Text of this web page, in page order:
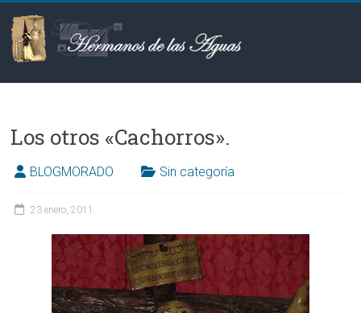
contenido
Hermanos
las
Aguas
Los otros «Cachorros»‏.
BLOGMORADO Sin categoría
23 enero, 2011